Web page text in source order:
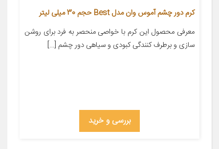
کرم دور چشم آموس وان مدل Best حجم 30 میلی لیتر
معرفی محصول این کرم با خواصی منحصر به فرد برای روشن
سازی و برطرف کنندگی کبودی و سیاهی دور چشم […]
بررسی و خرید